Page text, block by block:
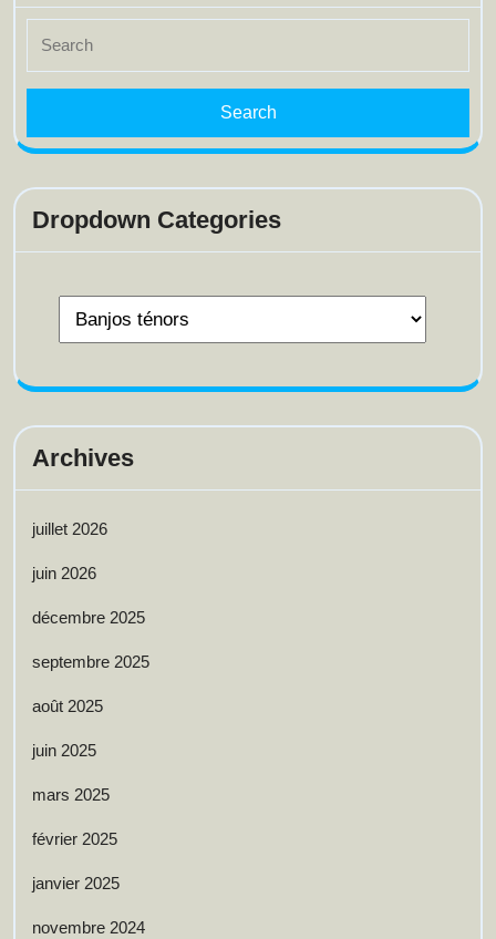
for:
Dropdown Categories
Archives
juillet 2026
juin 2026
décembre 2025
septembre 2025
août 2025
juin 2025
mars 2025
février 2025
janvier 2025
novembre 2024